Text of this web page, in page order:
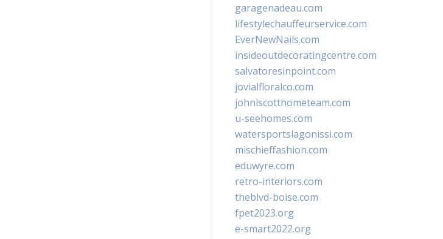
garagenadeau.com
lifestylechauffeurservice.com
EverNewNails.com
insideoutdecoratingcentre.com
salvatoresinpoint.com
jovialfloralco.com
johnlscotthometeam.com
u-seehomes.com
watersportslagonissi.com
mischieffashion.com
eduwyre.com
retro-interiors.com
theblvd-boise.com
fpet2023.org
e-smart2022.org